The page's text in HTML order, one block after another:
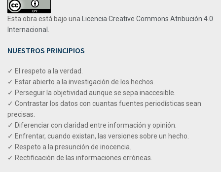
Esta obra está bajo una Licencia Creative Commons Atribución 4.0
Internacional .
NUESTROS PRINCIPIOS
✓ El respeto a la verdad.
✓ Estar abierto a la investigación de los hechos.
✓ Perseguir la objetividad aunque se sepa inaccesible.
✓ Contrastar los datos con cuantas fuentes periodísticas sean
precisas.
✓ Diferenciar con claridad entre información y opinión.
✓ Enfrentar, cuando existan, las versiones sobre un hecho.
✓ Respeto a la presunción de inocencia.
✓ Rectificación de las informaciones erróneas.